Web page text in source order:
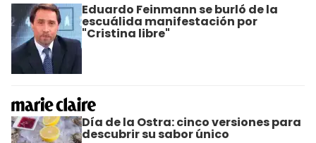
Eduardo Feinmann se burló de la
escuálida manifestación por
"Cristina libre"
Día de la Ostra: cinco versiones para
descubrir su sabor único